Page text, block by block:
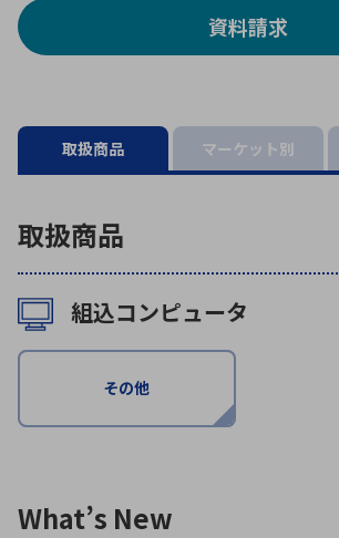
照射
環境構築・開発システム
医療機器
Y
Z
資料請求
取扱商品 マーケット別
取扱商品
組込コンピュータ
その他
What’s New